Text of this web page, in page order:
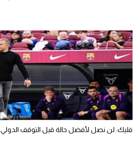
فليك: لن نصل لأفضل حالة قبل التوقف الدولي